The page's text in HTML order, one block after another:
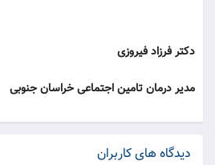
دکتر فرزاد فیروزی
مدیر درمان تامین اجتماعی خراسان جنوبی
دیدگاه های کاربران